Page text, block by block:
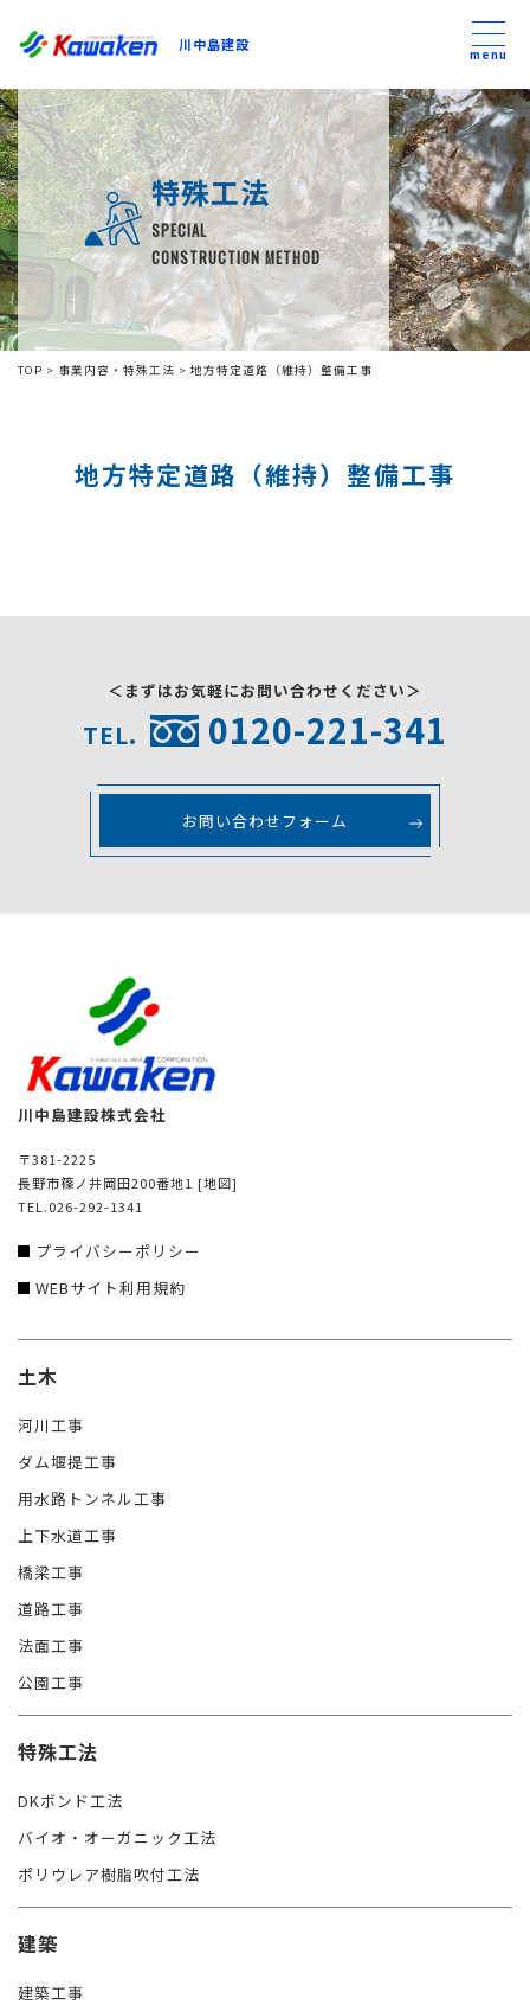
川中島建設
川中島建設
トップ
トピックス
事業内容
私たちについて
コンテンツ
menu
特殊工法
SPECIAL
CONSTRUCTION METHOD
TOP > 事業内容・特殊工法 > 地方特定道路（維持）整備工事
地方特定道路（維持）整備工事
＜まずはお気軽にお問い合わせください＞
TEL. 0120-221-341
お問い合わせフォーム
川中島建設株式会社
〒381-2225
長野市篠ノ井岡田200番地1 [地図]
TEL.026-292-1341
プライバシーポリシー
WEBサイト利用規約
土木
河川工事
ダム堰提工事
用水路トンネル工事
上下水道工事
橋梁工事
道路工事
法面工事
公園工事
特殊工法
DKボンド工法
バイオ・オーガニック工法
ポリウレア樹脂吹付工法
建築
建築工事